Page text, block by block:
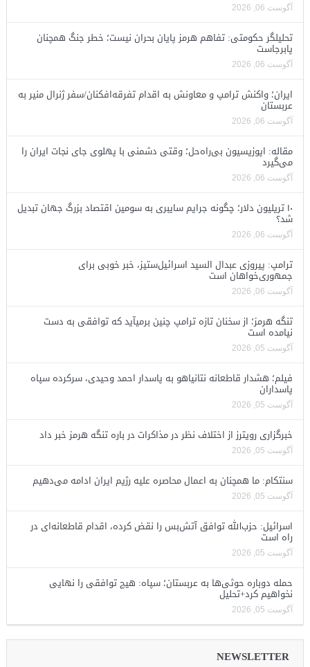
آگوست 06, 2026
تحلیلگر حکومتی: تفاهم هرمز پایان بحران نیست؛ خطر جنگ همچنان
پابرجاست
آگوست 06, 2026
ایران؛ واکنش ترامپ و معاونش به اقدام تفرقه‌افکنان/سفر ژنرال منیر به
عربستان
آگوست 06, 2026
مقاله: اپوزیسیون بی‌راه‌حل؛ وقتی دشمنی با پهلوی جای نجات ایران را
می‌گیرد
آگوست 06, 2026
۱۰ تریلیون دلار؛ چگونه جرایم سایبری به سومین اقتصاد بزرگ جهان تبدیل
شد؟
آگوست 06, 2026
ترامپ: پیروزی عبدال السید اسرائیل‌ستیز، خبر خوبی برای
جمهوری‌خواهان است
آگوست 06, 2026
تنگه هرمز؛ از سخنان تازه ترامپ چنین برمیآید که توافقی به دست
نیامده است
آگوست 05, 2026
فیلم؛ هشدار قاطعانه نتانیاهو به پاسدار احمد وحیدی، سرکرده سپاه
پاسداران
آگوست 05, 2026
خبرگزاری رویترز از اختلاف نظر در مذاکرات در باره تنگه هرمز خبر داد
آگوست 05, 2026
سنتکام: ما همچنان به اعمال محاصره علیه رژیم ایران ادامه می‌دهیم
آگوست 05, 2026
اسرائیل: حزب‌الله توافق آتش‌بس را نقض کرده، اقدام قاطعانه‌ای در
راه است
آگوست 05, 2026
حمله دوباره حوثی‌ها به عربستان؛ سپاه: هیچ توافقی را نهایی
نخواهیم کرد+تحلیل
آگوست 05, 2026
NEWSLETTER